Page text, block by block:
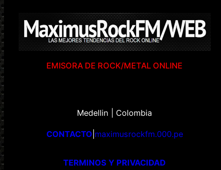
EMISORA DE ROCK/METAL ONLINE
Medellin | Colombia
CONTACTO maximusrockfm.000.pe
TERMINOS Y PRIVACIDAD